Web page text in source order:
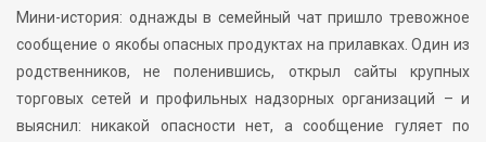
Мини-история: однажды в семейный чат пришло тревожное
сообщение о якобы опасных продуктах на прилавках. Один из
родственников, не поленившись, открыл сайты крупных
торговых сетей и профильных надзорных организаций – и
выяснил: никакой опасности нет, а сообщение гуляет по